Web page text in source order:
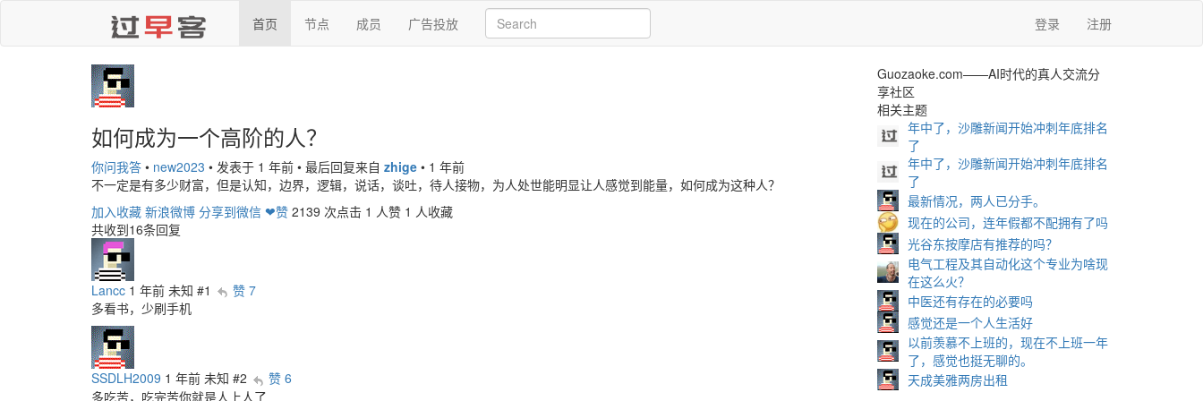
首页 节点 成员 广告投放 登录 注册
如何成为一个高阶的人？
你问我答 • new2023 • 发表于 1 年前 • 最后回复来自 zhige • 1 年前
不一定是有多少财富，但是认知，边界，逻辑，说话，谈吐，待人接物，为人处世能明显让人感觉到能量，如何成为这种人？
加入收藏 新浪微博 分享到微信 ❤赞 2139 次点击 1 人赞 1 人收藏
共收到16条回复
Lancc 1 年前 未知 #1
赞 7
多看书，少刷手机
SSDLH2009 1 年前 未知 #2
赞 6
多吃苦，吃完苦你就是人上人了
Guozaoke.com——AI时代的真人交流分
享社区
相关主题
年中了，沙雕新闻开始冲刺年底排名
了
年中了，沙雕新闻开始冲刺年底排名
了
最新情况，两人已分手。
现在的公司，连年假都不配拥有了吗
光谷东按摩店有推荐的吗？
电气工程及其自动化这个专业为啥现
在这么火？
中医还有存在的必要吗
感觉还是一个人生活好
以前羡慕不上班的，现在不上班一年
了，感觉也挺无聊的。
天成美雅两房出租